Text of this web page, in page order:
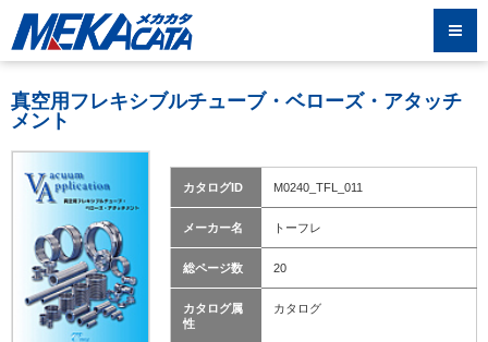
真空用フレキシブルチューブ・ベローズ・アタッチ
メント
カタログID M0240_TFL_011
メーカー名 トーフレ
総ページ数 20
カタログ属
性
カタログ